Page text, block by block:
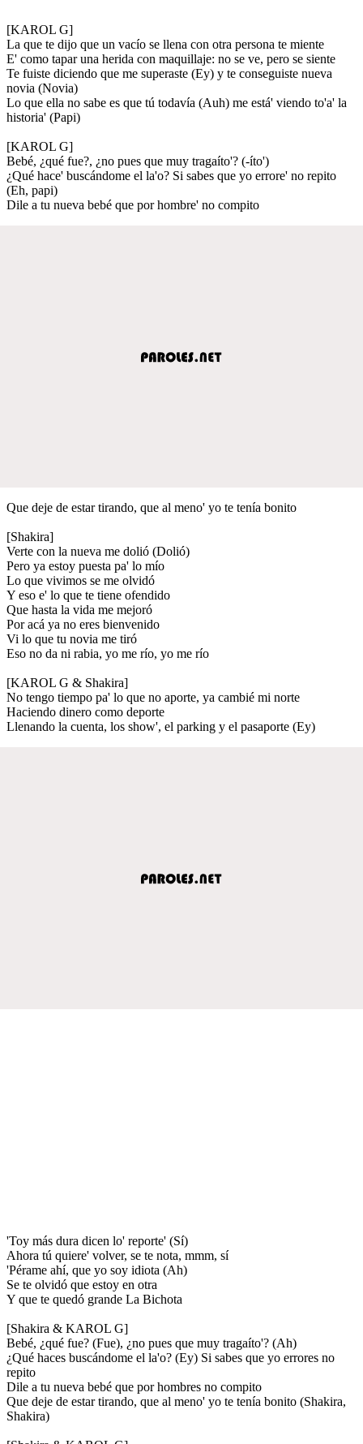
[KAROL G]
La que te dijo que un vacío se llena con otra persona te miente
E' como tapar una herida con maquillaje: no se ve, pero se siente
Te fuiste diciendo que me superaste (Ey) y te conseguiste nueva
novia (Novia)
Lo que ella no sabe es que tú todavía (Auh) me está' viendo to'a' la
historia' (Papi)
[KAROL G]
Bebé, ¿qué fue?, ¿no pues que muy tragaíto'? (-íto')
¿Qué hace' buscándome el la'o? Si sabes que yo errore' no repito
(Eh, papi)
Dile a tu nueva bebé que por hombre' no compito
Que deje de estar tirando, que al meno' yo te tenía bonito
[Shakira]
Verte con la nueva me dolió (Dolió)
Pero ya estoy puesta pa' lo mío
Lo que vivimos se me olvidó
Y eso e' lo que te tiene ofendido
Que hasta la vida me mejoró
Por acá ya no eres bienvenido
Vi lo que tu novia me tiró
Eso no da ni rabia, yo me río, yo me río
[KAROL G & Shakira]
No tengo tiempo pa' lo que no aporte, ya cambié mi norte
Haciendo dinero como deporte
Llenando la cuenta, los show', el parking y el pasaporte (Ey)
'Toy más dura dicen lo' reporte' (Sí)
Ahora tú quiere' volver, se te nota, mmm, sí
'Pérame ahí, que yo soy idiota (Ah)
Se te olvidó que estoy en otra
Y que te quedó grande La Bichota
[Shakira & KAROL G]
Bebé, ¿qué fue? (Fue), ¿no pues que muy tragaíto'? (Ah)
¿Qué haces buscándome el la'o? (Ey) Si sabes que yo errores no
repito
Dile a tu nueva bebé que por hombres no compito
Que deje de estar tirando, que al meno' yo te tenía bonito (Shakira,
Shakira)